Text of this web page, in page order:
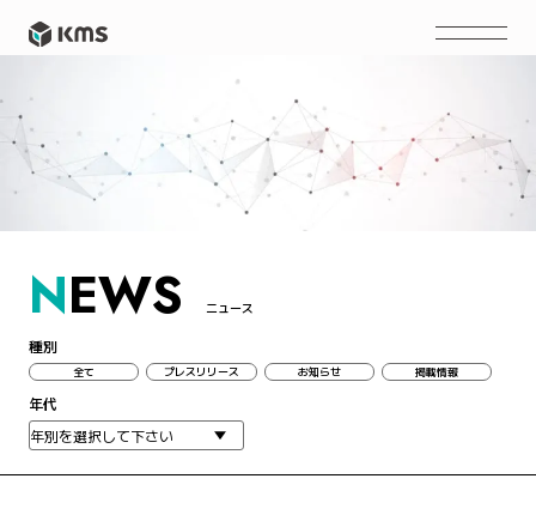
NEWS ニュース
種別
全て プレスリリース お知らせ 掲載情報
年代